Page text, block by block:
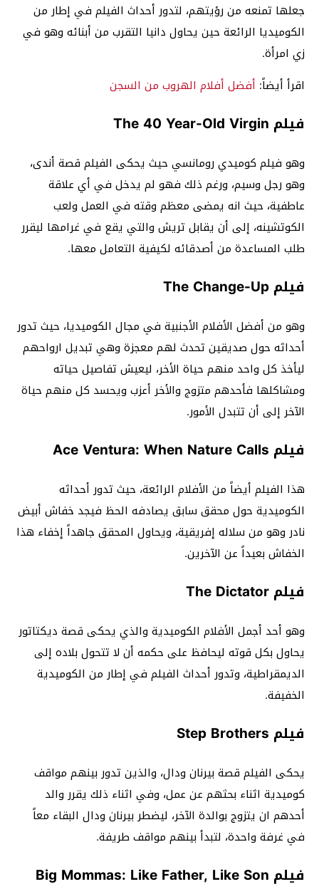
جعلها تمنعه من رؤيتهم، لتدور أحداث الفيلم في إطار من
الكوميديا الرائعة حين يحاول دانيا التقرب من أبنائه وهو في
زي امرأة.
اقرأ أيضاً: أفضل أفلام الهروب من السجن
فيلم The 40 Year-Old Virgin
وهو فيلم كوميدي رومانسي حيث يحكى الفيلم قصة أندى،
وهو رجل وسيم، ورغم ذلك فهو لم يدخل في أي علاقة
عاطفية، حيث انه يمضى معظم وقته في العمل ولعب
الكوتشينه، إلى أن يقابل تريش والتي يقع في غرامها ليقرر
طلب المساعدة من أصدقائه لكيفية التعامل معها.
فيلم The Change-Up
وهو من أفضل الأفلام الأجنبية في مجال الكوميديا، حيث تدور
أحداثه حول صديقين تحدث لهم معجزة وهي تبديل ارواحهم
ليأخذ كل واحد منهم حياة الأخر، ليعيش تفاصيل حياته
ومشاكلها فأحدهم متزوج والأخر أعزب ويحسد كل منهم حياة
الآخر إلى أن تتبدل الأمور.
فيلم Ace Ventura: When Nature Calls
هذا الفيلم أيضاً من الأفلام الرائعة، حيث تدور أحداثه
الكوميدية حول محقق سابق يصادفه الحظ فيجد خفاش أبيض
نادر وهو من سلاله إفريقية، ويحاول المحقق جاهداً إخفاء هذا
الخفاش بعيداً عن الآخرين.
فيلم The Dictator
وهو أحد أجمل الأفلام الكوميدية والذي يحكى قصة ديكتاتور
يحاول بكل قوته ليحافظ على حكمه أن لا تتحول بلاده إلى
الديمقراطية، وتدور أحداث الفيلم في إطار من الكوميدية
الخفيفة.
فيلم Step Brothers
يحكى الفيلم قصة بيرنان ودال، والذين تدور بينهم مواقف
كوميدية اثناء بحثهم عن عمل، وفي اثناء ذلك يقرر والد
أحدهم ان يتزوج بوالدة الآخر، ليضطر بيرنان ودال البقاء معاً
في غرفة واحدة، لتبدأ بينهم مواقف طريفة.
فيلم Big Mommas: Like Father, Like Son